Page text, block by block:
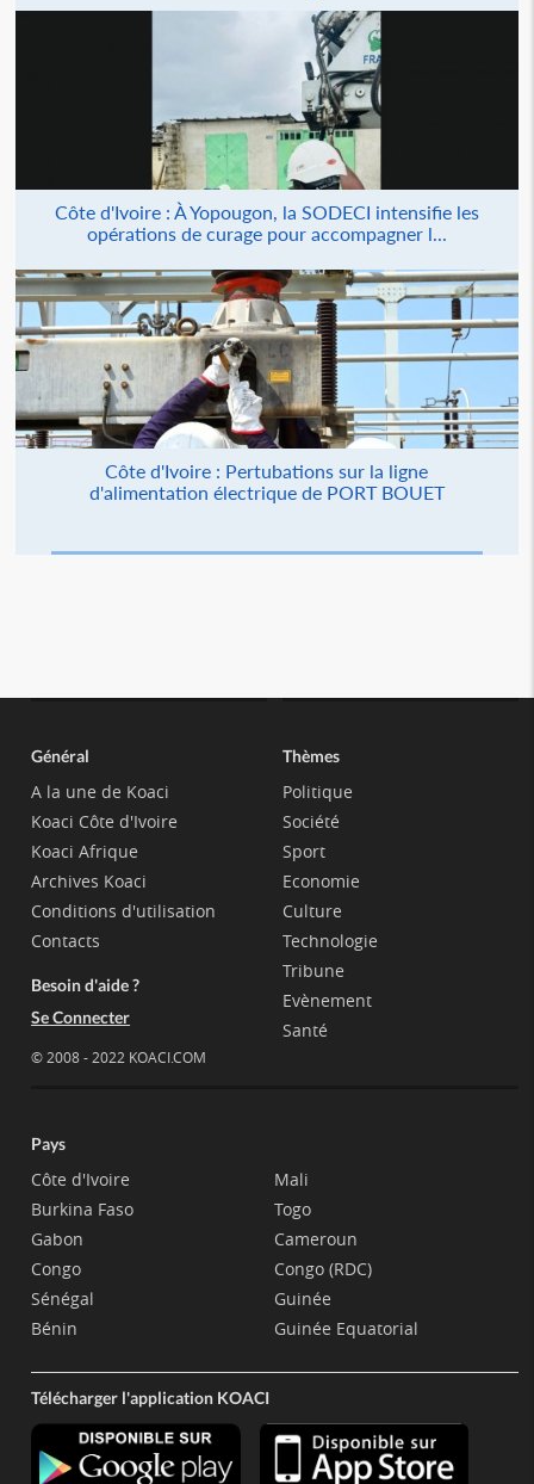
Côte d'Ivoire : À Yopougon, la SODECI intensifie les
opérations de curage pour accompagner l...
Côte d'Ivoire : Pertubations sur la ligne
d'alimentation électrique de PORT BOUET
Général
A la une de Koaci
Koaci Côte d'Ivoire
Koaci Afrique
Archives Koaci
Conditions d'utilisation
Contacts
Besoin d'aide ?
Se Connecter
© 2008 - 2022 KOACI.COM
Thèmes
Politique
Société
Sport
Economie
Culture
Technologie
Tribune
Evènement
Santé
Pays
Côte d'Ivoire
Burkina Faso
Gabon
Congo
Sénégal
Bénin
Mali
Togo
Cameroun
Congo (RDC)
Guinée
Guinée Equatorial
Télécharger l'application KOACI